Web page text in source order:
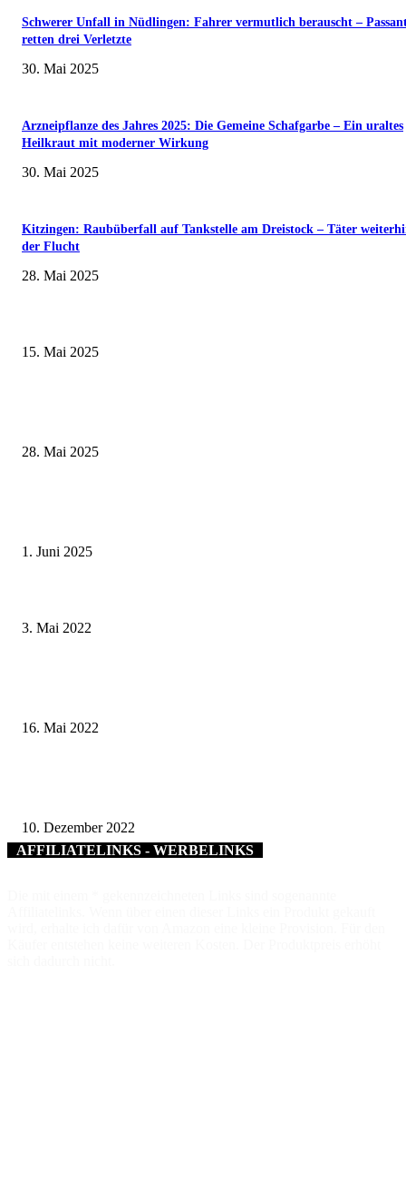
Schwerer Unfall in Nüdlingen: Fahrer vermutlich berauscht –
retten drei Verletzte
30. Mai 2025
Arzneipflanze des Jahres 2025: Die Gemeine Schafgarbe – Ein uraltes
Heilkraut mit moderner Wirkung
30. Mai 2025
Kitzingen: Raubüberfall auf Tankstelle am Dreistock – Täter
der Flucht
28. Mai 2025
15. Mai 2025
28. Mai 2025
1. Juni 2025
3. Mai 2022
16. Mai 2022
10. Dezember 2022
AFFILIATELINKS - WERBELINKS